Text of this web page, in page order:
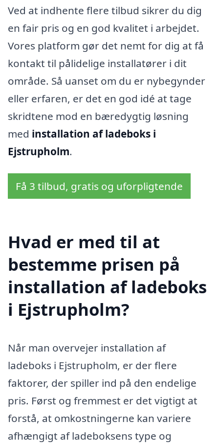
Ved at indhente flere tilbud sikrer du dig
en fair pris og en god kvalitet i arbejdet.
Vores platform gør det nemt for dig at få
kontakt til pålidelige installatører i dit
område. Så uanset om du er nybegynder
eller erfaren, er det en god idé at tage
skridtene mod en bæredygtig løsning
med installation af ladeboks i
Ejstrupholm.
Få 3 tilbud, gratis og uforpligtende
Hvad er med til at
bestemme prisen på
installation af ladeboks
i Ejstrupholm?
Når man overvejer installation af
ladeboks i Ejstrupholm, er der flere
faktorer, der spiller ind på den endelige
pris. Først og fremmest er det vigtigt at
forstå, at omkostningerne kan variere
afhængigt af ladeboksens type og